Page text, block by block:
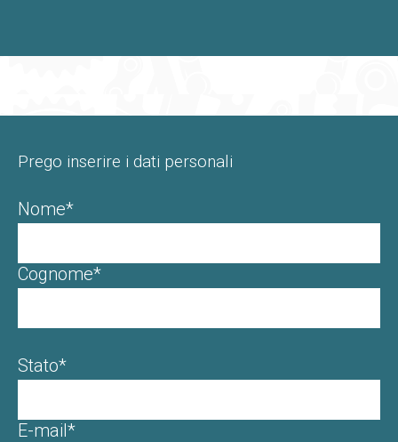
Prego inserire i dati personali
Nome*
Cognome*
Stato*
E-mail*